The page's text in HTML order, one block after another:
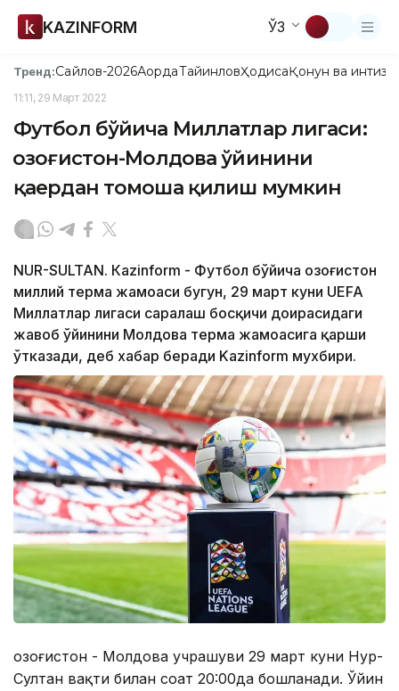
KAZINFORM ЎЗ
Тренд:Сайлов-2026АқордаТайинловҲодисаҚонун ва
11:11, 29 Март 2022
Футбол бўйича Миллатлар лигаси:
Қозоғистон-Молдова ўйинини
қаердан томоша қилиш мумкин
NUR-SULTAN. Кazinform - Футбол бўйича Қозоғистон
миллий терма жамоаси бугун, 29 март куни UEFA
Миллатлар лигаси саралаш босқичи доирасидаги
жавоб ўйинини Молдова терма жамоасига қарши
ўтказади, деб хабар беради Kazinform мухбири.
Қозоғистон - Молдова учрашуви 29 март куни Нур-
Султан вақти билан соат 20:00да бошланади. Ўйин